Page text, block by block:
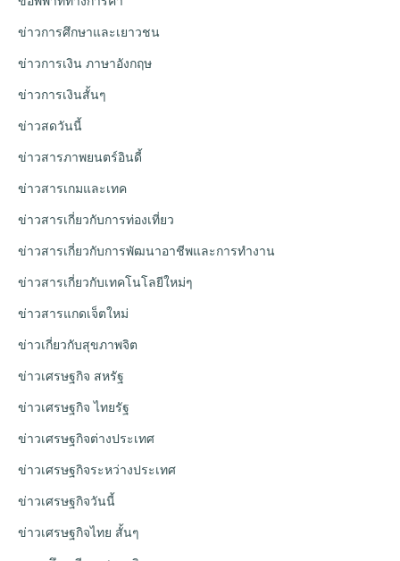
ข่าวการศึกษาและเยาวชน
ข่าวการเงิน ภาษาอังกฤษ
ข่าวการเงินสั้นๆ
ข่าวสดวันนี้
ข่าวสารภาพยนตร์อินดี้
ข่าวสารเกมและเทค
ข่าวสารเกี่ยวกับการท่องเที่ยว
ข่าวสารเกี่ยวกับการพัฒนาอาชีพและการทำงาน
ข่าวสารเกี่ยวกับเทคโนโลยีใหม่ๆ
ข่าวสารแกดเจ็ตใหม่
ข่าวเกี่ยวกับสุขภาพจิต
ข่าวเศรษฐกิจ สหรัฐ
ข่าวเศรษฐกิจ ไทยรัฐ
ข่าวเศรษฐกิจต่างประเทศ
ข่าวเศรษฐกิจระหว่างประเทศ
ข่าวเศรษฐกิจวันนี้
ข่าวเศรษฐกิจไทย สั้นๆ